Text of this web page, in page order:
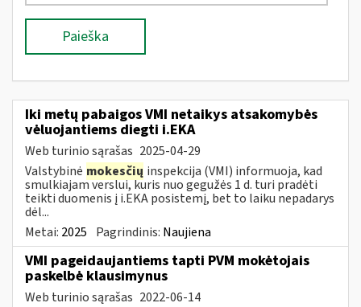
Paieška
Iki metų pabaigos VMI netaikys atsakomybės
vėluojantiems diegti i.EKA
Web turinio sąrašas 2025-04-29
Valstybinė mokesčių inspekcija (VMI) informuoja, kad
smulkiajam verslui, kuris nuo gegužės 1 d. turi pradėti
teikti duomenis į i.EKA posistemį, bet to laiku nepadarys
dėl...
Metai: 2025 Pagrindinis: Naujiena
VMI pageidaujantiems tapti PVM mokėtojais
paskelbė klausimynus
Web turinio sąrašas 2022-06-14